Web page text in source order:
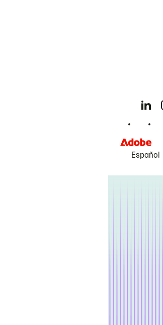
Español